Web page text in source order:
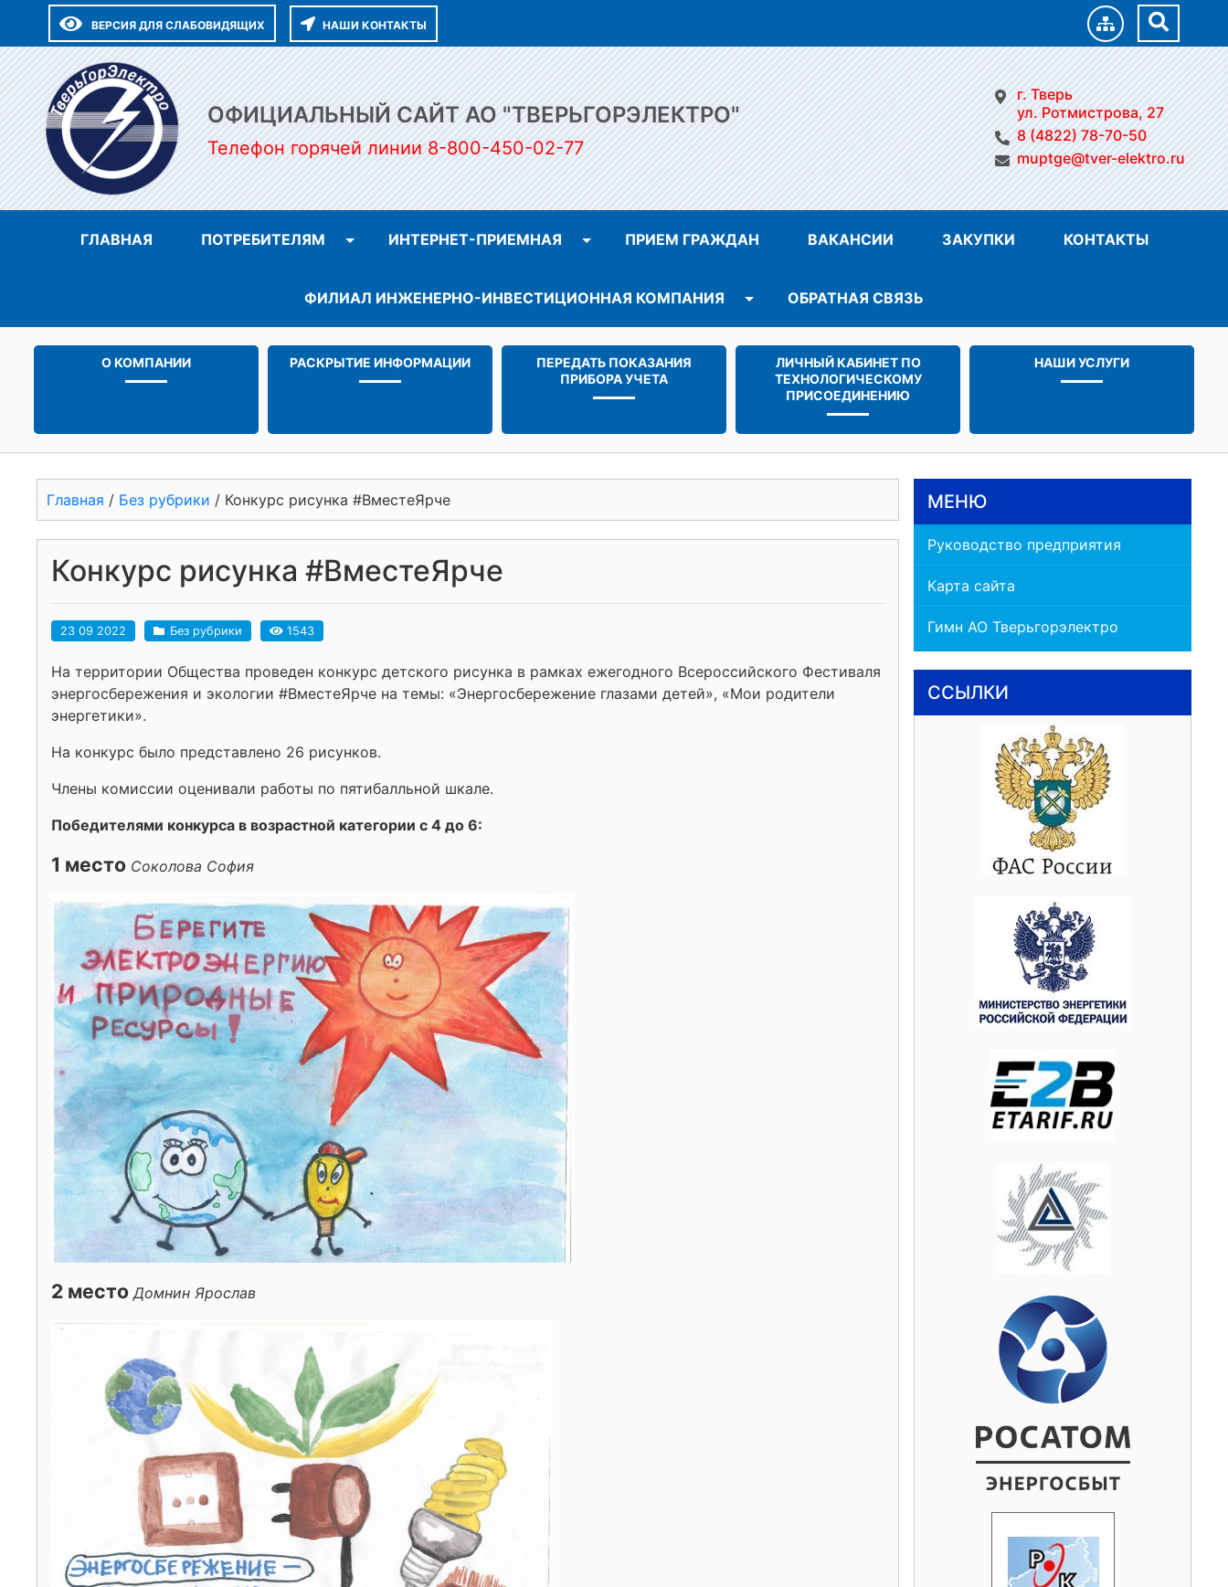
ВЕРСИЯ ДЛЯ СЛАБОВИДЯЩИХ НАШИ КОНТАКТЫ
ОФИЦИАЛЬНЫЙ САЙТ АО "ТВЕРЬГОРЭЛЕКТРО"
Телефон горячей линии 8-800-450-02-77
г. Тверь
ул. Ротмистрова, 27
8 (4822) 78-70-50
muptge@tver-elektro.ru
ГЛАВНАЯ ПОТРЕБИТЕЛЯМ ИНТЕРНЕТ-ПРИЕМНАЯ ПРИЕМ ГРАЖДАН ВАКАНСИИ ЗАКУПКИ КОНТАКТЫ
ФИЛИАЛ ИНЖЕНЕРНО-ИНВЕСТИЦИОННАЯ КОМПАНИЯ ОБРАТНАЯ СВЯЗЬ
О КОМПАНИИ РАСКРЫТИЕ ИНФОРМАЦИИ
ПЕРЕДАТЬ ПОКАЗАНИЯ
ПРИБОРА УЧЕТА
ЛИЧНЫЙ КАБИНЕТ ПО
ТЕХНОЛОГИЧЕСКОМУ
ПРИСОЕДИНЕНИЮ
НАШИ УСЛУГИ
Главная / Без рубрики / Конкурс рисунка #ВместеЯрче
Конкурс рисунка #ВместеЯрче
23 09 2022 Без рубрики 1543
На территории Общества проведен конкурс детского рисунка в рамках ежегодного Всероссийского Фестиваля
энергосбережения и экологии #ВместеЯрче на темы: «Энергосбережение глазами детей», «Мои родители
энергетики».
На конкурс было представлено 26 рисунков.
Члены комиссии оценивали работы по пятибалльной шкале.
Победителями конкурса в возрастной категории с 4 до 6:
1 место Соколова София
2 местоДомнин Ярослав
МЕНЮ
Руководство предприятия
Карта сайта
Гимн АО Тверьгорэлектро
ССЫЛКИ